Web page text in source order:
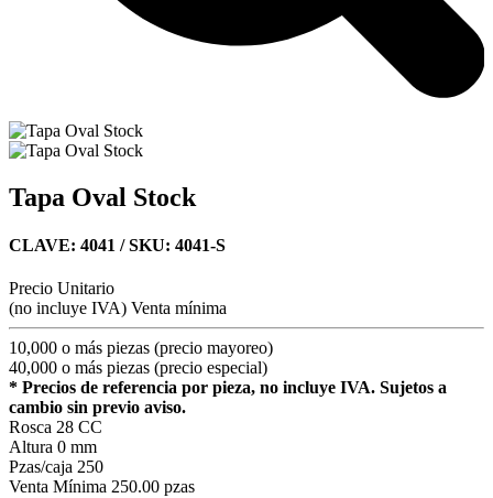
Tapa Oval Stock
CLAVE: 4041 / SKU: 4041-S
Precio Unitario
(no incluye IVA) Venta mínima
10,000 o más piezas (precio mayoreo)
40,000 o más piezas (precio especial)
* Precios de referencia por pieza, no incluye IVA. Sujetos a
cambio sin previo aviso.
Rosca 28 CC
Altura 0 mm
Pzas/caja 250
Venta Mínima 250.00 pzas